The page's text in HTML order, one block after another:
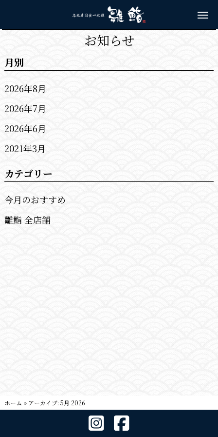
お知らせ
月別
2026年8月
2026年7月
2026年6月
2021年3月
カテゴリー
今月のおすすめ
雛鮨 全店舗
ホーム » アーカイブ: 5月 2026